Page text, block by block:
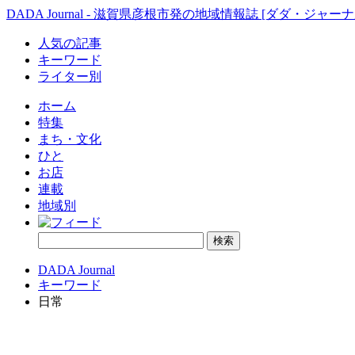
DADA Journal - 滋賀県彦根市発の地域情報誌 [ダダ・ジャー
人気の記事
キーワード
ライター別
ホーム
特集
まち・文化
ひと
お店
連載
地域別
DADA Journal
キーワード
日常